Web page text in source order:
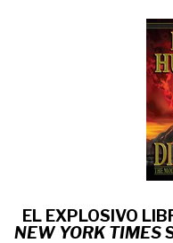
EL EXPLOSIVO
NEW YORK TIMES